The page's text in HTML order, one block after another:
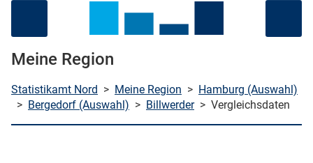
Meine Region
Statistikamt Nord > Meine Region > Hamburg (Auswahl)
> Bergedorf (Auswahl) > Billwerder > Vergleichsdaten